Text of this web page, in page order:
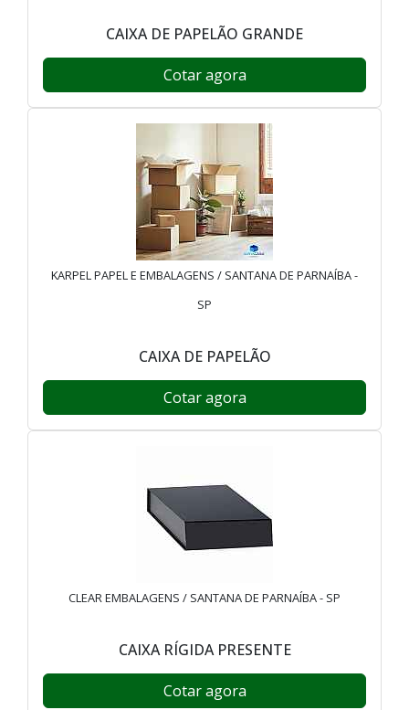
CAIXA DE PAPELÃO GRANDE
Cotar agora
KARPEL PAPEL E EMBALAGENS / SANTANA DE PARNAÍBA -
SP
CAIXA DE PAPELÃO
Cotar agora
CLEAR EMBALAGENS / SANTANA DE PARNAÍBA - SP
CAIXA RÍGIDA PRESENTE
Cotar agora